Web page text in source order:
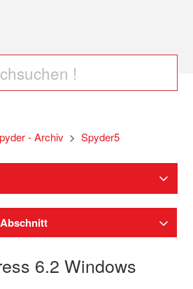
- Archiv Spyder5
6.2 Windows